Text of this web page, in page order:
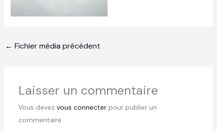
← Fichier média précédent
Laisser un commentaire
Vous devez vous connecterpour publier un
commentaire.